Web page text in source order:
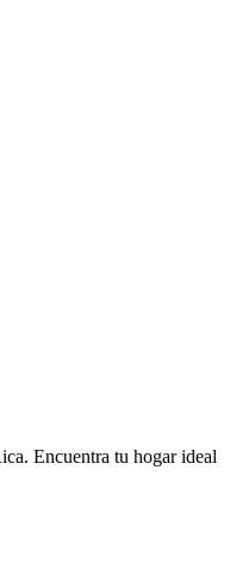
Encuentra tu hogar ideal